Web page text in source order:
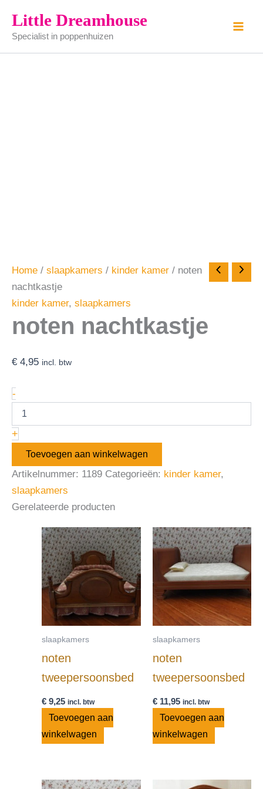
naar
inhoud
Little Dreamhouse
Specialist in poppenhuizen
Home / slaapkamers / kinder kamer / noten
nachtkastje
kinder kamer, slaapkamers
noten nachtkastje
€ 4,95 incl. btw
-
nachtkastje
aantal
+
Toevoegen aan winkelwagen
Artikelnummer: 1189 Categorieën: kinder kamer,
slaapkamers
Gerelateerde producten
slaapkamers
noten
tweepersoonsbed
€ 9,25 incl. btw
Toevoegen aan
winkelwagen
slaapkamers
noten
tweepersoonsbed
€11,95 incl. btw
Toevoegen aan
winkelwagen